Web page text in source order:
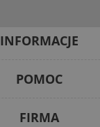
INFORMACJE
POMOC
FIRMA